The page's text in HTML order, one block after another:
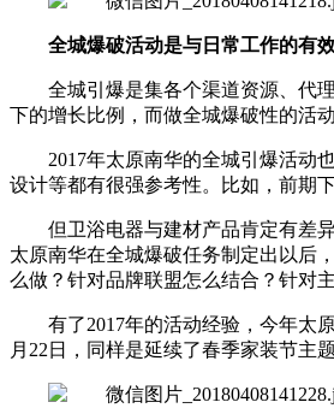
全城爆破活动是与日常工作的有
全城引爆是集各个渠道资源、代
下的增长比例，而做全城爆破性的活
2017年太原南华的全城引爆活动
设计等都有很强参考性。比如，前期
但卫浴电器与建材产品肯定有差
太原南华在全城爆破任务制定出以后
么做？针对品牌联盟怎么结合？针对
有了2017年的活动经验，今年太
月22日，同样是延续了春季家装节主